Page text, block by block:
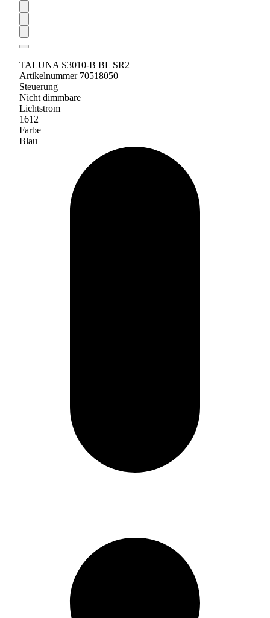
TALUNA S3010-B BL SR2
Artikelnummer 70518050
Steuerung
Nicht dimmbare
Lichtstrom
1612
Farbe
Blau